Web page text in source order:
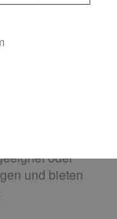
oder
und bieten